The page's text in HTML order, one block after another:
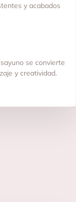
y acabados
se convierte
y creatividad.